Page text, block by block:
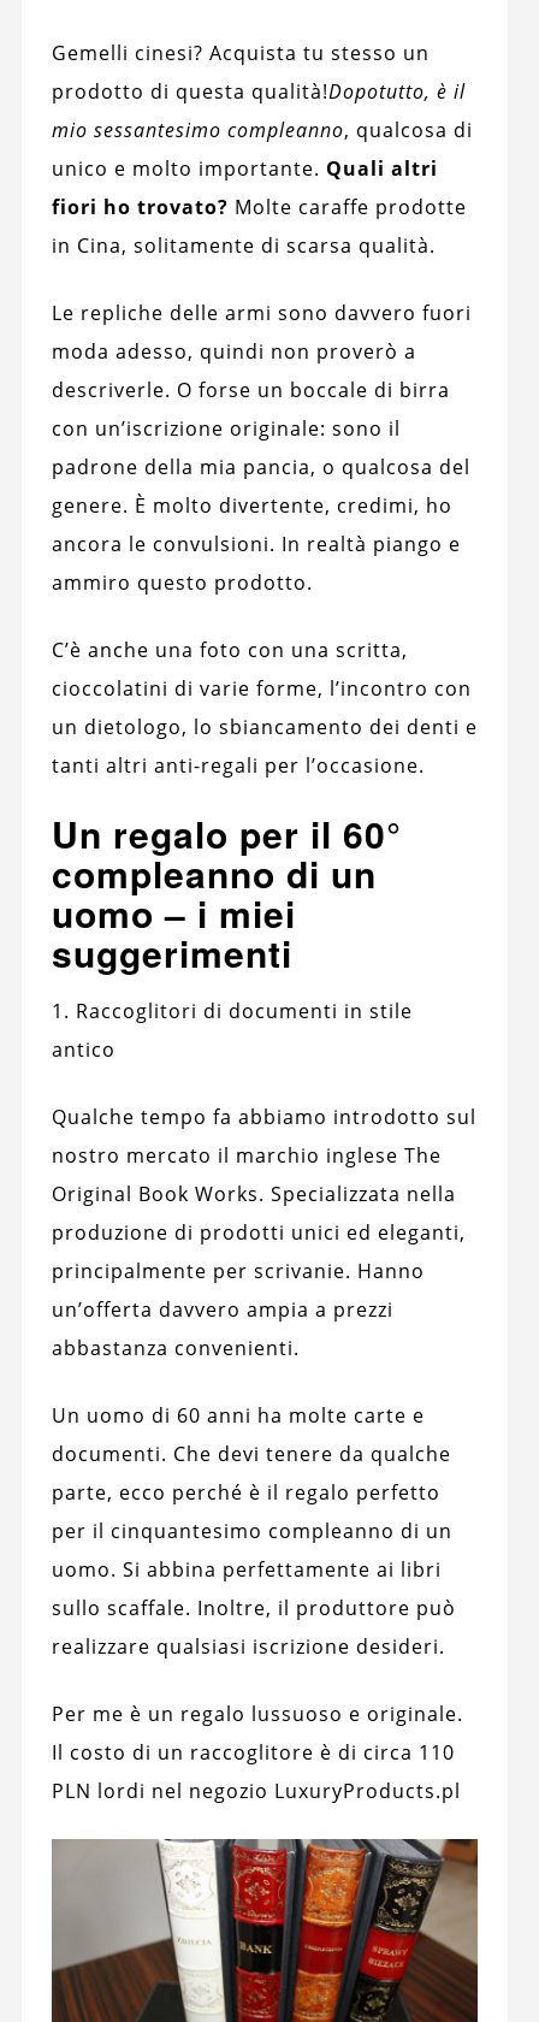
Gemelli cinesi? Acquista tu stesso un
prodotto di questa qualità!Dopotutto, è il
mio sessantesimo compleanno, qualcosa di
unico e molto importante. Quali altri
fiori ho trovato? Molte caraffe prodotte
in Cina, solitamente di scarsa qualità.
Le repliche delle armi sono davvero fuori
moda adesso, quindi non proverò a
descriverle. O forse un boccale di birra
con un’iscrizione originale: sono il
padrone della mia pancia, o qualcosa del
genere. È molto divertente, credimi, ho
ancora le convulsioni. In realtà piango e
ammiro questo prodotto.
C’è anche una foto con una scritta,
cioccolatini di varie forme, l’incontro con
un dietologo, lo sbiancamento dei denti e
tanti altri anti-regali per l’occasione.
Un regalo per il 60°
compleanno di un
uomo – i miei
suggerimenti
1. Raccoglitori di documenti in stile
antico
Qualche tempo fa abbiamo introdotto sul
nostro mercato il marchio inglese The
Original Book Works. Specializzata nella
produzione di prodotti unici ed eleganti,
principalmente per scrivanie. Hanno
un’offerta davvero ampia a prezzi
abbastanza convenienti.
Un uomo di 60 anni ha molte carte e
documenti. Che devi tenere da qualche
parte, ecco perché è il regalo perfetto
per il cinquantesimo compleanno di un
uomo. Si abbina perfettamente ai libri
sullo scaffale. Inoltre, il produttore può
realizzare qualsiasi iscrizione desideri.
Per me è un regalo lussuoso e originale.
Il costo di un raccoglitore è di circa 110
PLN lordi nel negozio LuxuryProducts.pl